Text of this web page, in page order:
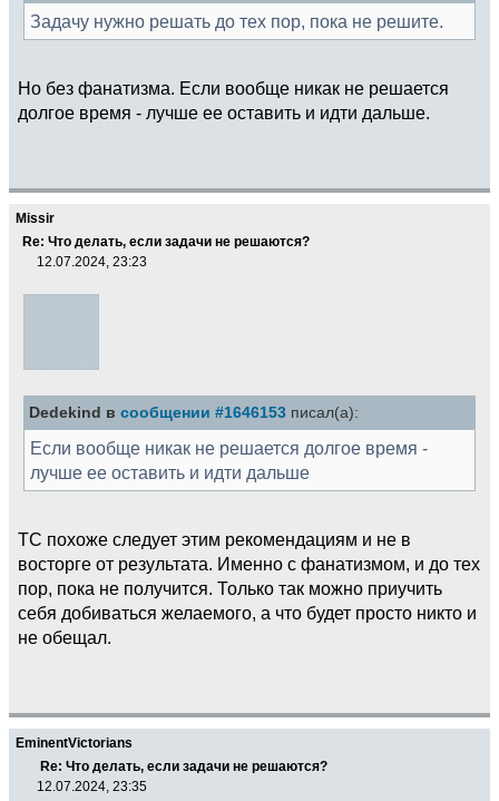
Задачу нужно решать до тех пор, пока не решите.
Но без фанатизма. Если вообще никак не решается
долгое время - лучше ее оставить и идти дальше.
Missir
Re: Что делать, если задачи не решаются?
12.07.2024, 23:23
Dedekind в сообщении #1646153 писал(а):
Если вообще никак не решается долгое время -
лучше ее оставить и идти дальше
ТС похоже следует этим рекомендациям и не в
восторге от результата. Именно с фанатизмом, и до тех
пор, пока не получится. Только так можно приучить
себя добиваться желаемого, а что будет просто никто и
не обещал.
EminentVictorians
Re: Что делать, если задачи не решаются?
12.07.2024, 23:35